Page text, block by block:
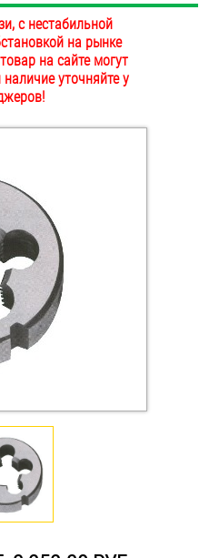
резьбой
для яхт
с нестабильной
на рынке
на сайте могут
уточняйте у